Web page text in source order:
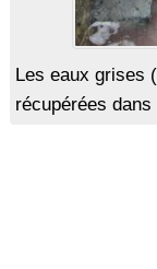
Les eaux grises
récupérées dans